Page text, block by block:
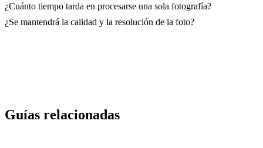
¿Cuánto tiempo tarda en procesarse una sola fotografía?
¿Se mantendrá la calidad y la resolución de la foto?
Guías relacionadas